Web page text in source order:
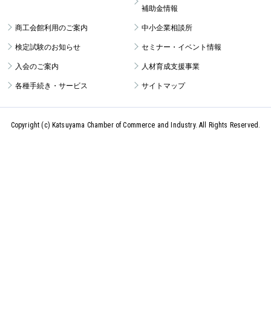
補助金情報
商工会館利用のご案内 中小企業相談所
検定試験のお知らせ セミナー・イベント情報
入会のご案内 人材育成支援事業
各種手続き・サービス サイトマップ
Copyright (c) Katsuyama Chamber of Commerce and Industry.All Rights Reserved.